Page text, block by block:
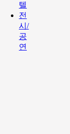
텔
전
시/
공
연